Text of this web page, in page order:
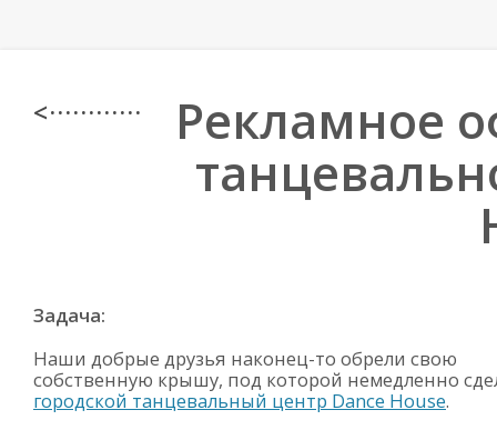
< · · · · · · · · · · · · Рекламное
Задача:
Наши добрые друзья наконец-то обрели свою
собственную крышу, под которой немедленно
городской танцевальный центр Dance House.